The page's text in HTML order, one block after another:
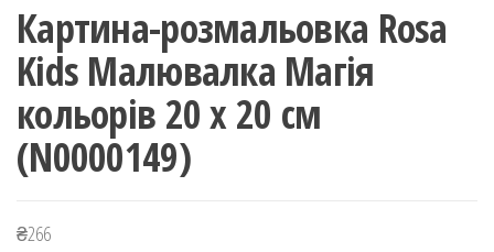
Картина-розмальовка Rosa
Kids Малювалка Магія
кольорів 20 x 20 см
(N0000149)
₴266